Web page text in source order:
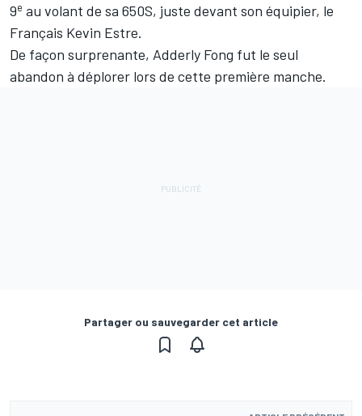
9e au volant de sa 650S, juste devant son équipier, le
Français Kevin Estre.
De façon surprenante, Adderly Fong fut le seul
abandon à déplorer lors de cette première manche.
Partager ou sauvegarder cet article